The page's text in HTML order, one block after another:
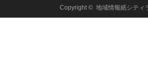
Copyright © 地域情報紙シティ